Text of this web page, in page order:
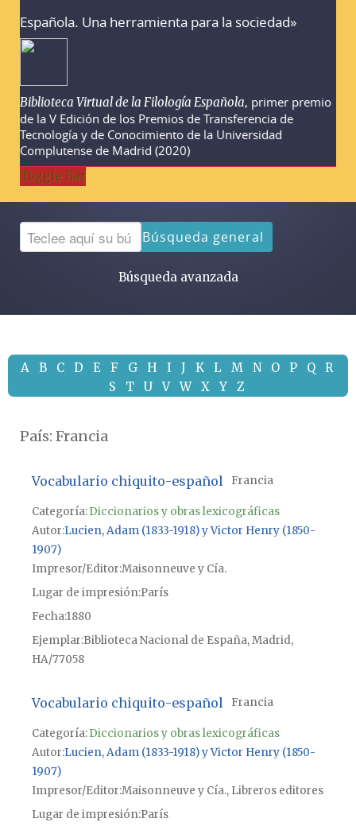
Española. Una herramienta para la sociedad»
Biblioteca Virtual de la Filología Española, primer premio
de la V Edición de los Premios de Transferencia de
Tecnología y de Conocimiento de la Universidad
Complutense de Madrid (2020)
Toggle Bar
Búsqueda general
Búsqueda avanzada
A B C D E F G H I J K L M N O P Q
R
S
T U V W X Y Z
País: Francia
Vocabulario chiquito-español Francia
Categoría:Diccionarios y obras lexicográficas
Autor Lucien, Adam (1833-1918) y Victor Henry (1850-
1907)
Impresor/Editor Maisonneuve y Cía.
Lugar de impresiónParís
Fecha1880
Ejemplar Biblioteca Nacional de España, Madrid,
HA/77058
Vocabulario chiquito-español Francia
Categoría:Diccionarios y obras lexicográficas
Autor Lucien, Adam (1833-1918) y Victor Henry (1850-
1907)
Impresor/Editor Maisonneuve y Cía., Libreros editores
Lugar de impresiónParís